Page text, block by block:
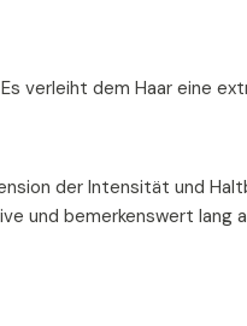
verleiht dem Haar eine
der Intensität und
und bemerkenswert lang